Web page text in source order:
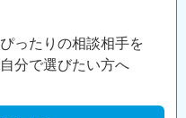
ぴったりの相談相手を
自分で選びたい方へ